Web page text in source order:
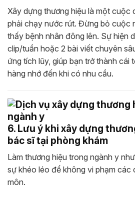
Xây dựng thương hiệu là một cuộc
phải chạy nước rút. Đừng bỏ cuộc
thấy bệnh nhân đông lên. Sự hiện
clip/tuần hoặc 2 bài viết chuyên
ứng tích lũy, giúp bạn trở thành cái
hàng nhớ đến khi có nhu cầu.
6. Lưu ý khi xây dựng
bác sĩ tại phòng khám
Làm thương hiệu trong ngành y
sự khéo léo để không vi phạm các
môn.